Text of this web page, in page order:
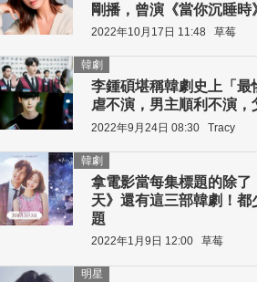
剛播，曾演《當你沉睡時
2022年10月17日 11:48 草莓
李鍾碩堪稱韓劇史上「最
虐不演，男主順利不演，
韓劇
2022年9月24日 08:30 Tracy
拿電影當每集標題的除了
天》還有這三部韓劇！都
題
韓劇
2022年1月9日 12:00 草莓
明星